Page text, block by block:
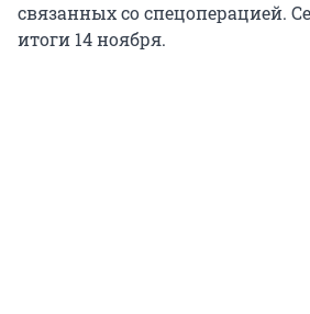
связанных со спецоперацией.
итоги 14 ноября.